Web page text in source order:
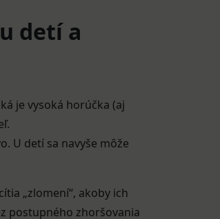
detí a
je vysoká horúčka (aj
U detí sa navyše môže
„zlomení“, akoby ich
postupného zhoršovania